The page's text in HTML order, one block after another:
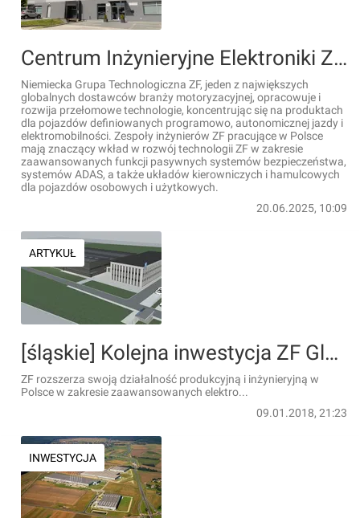
Centrum Inżynieryjne Elektroniki ZF w Częstochowie stawia na rozwój i technologie
Niemiecka Grupa Technologiczna ZF, jeden z największych
globalnych dostawców branży motoryzacyjnej, opracowuje i
rozwija przełomowe technologie, koncentrując się na produktach
dla pojazdów definiowanych programowo, autonomicznej jazdy i
elektromobilności. Zespoły inżynierów ZF pracujące w Polsce
mają znaczący wkład w rozwój technologii ZF w zakresie
zaawansowanych funkcji pasywnych systemów bezpieczeństwa,
systemów ADAS, a także układów kierowniczych i hamulcowych
dla pojazdów osobowych i użytkowych.
20.06.2025, 10:09
ARTYKUŁ
[śląskie] Kolejna inwestycja ZF Global Electronics w Częstochowie
ZF rozszerza swoją działalność produkcyjną i inżynieryjną w
Polsce w zakresie zaawansowanych elektro...
09.01.2018, 21:23
INWESTYCJA